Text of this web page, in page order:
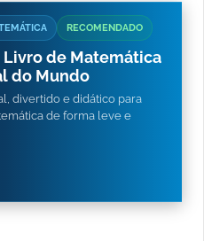
RECOMENDADO
Livro de Matemática
do Mundo
divertido e didático para
de forma leve e